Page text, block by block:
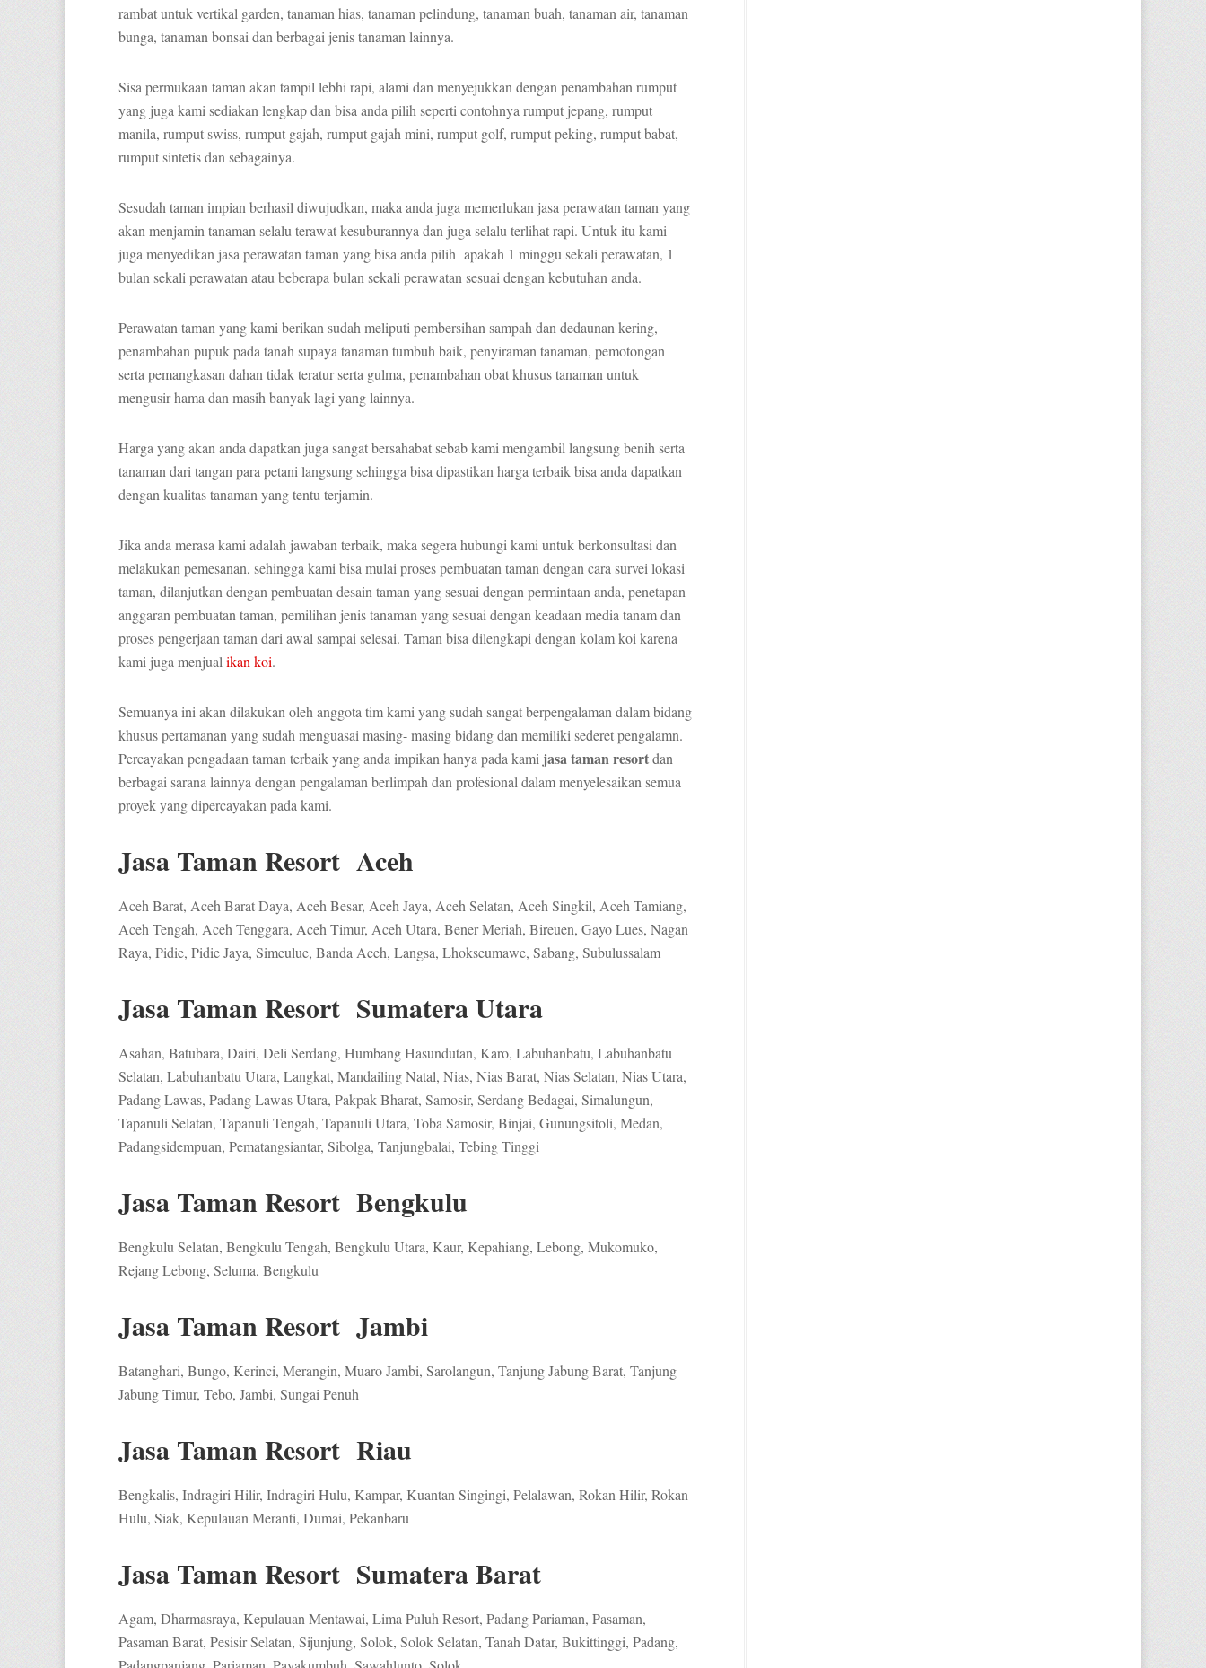
rambat untuk vertikal garden, tanaman hias, tanaman pelindung, tanaman buah, tanaman air, tanaman
bunga, tanaman bonsai dan berbagai jenis tanaman lainnya.
Sisa permukaan taman akan tampil lebhi rapi, alami dan menyejukkan dengan penambahan rumput
yang juga kami sediakan lengkap dan bisa anda pilih seperti contohnya rumput jepang, rumput
manila, rumput swiss, rumput gajah, rumput gajah mini, rumput golf, rumput peking, rumput babat,
rumput sintetis dan sebagainya.
Sesudah taman impian berhasil diwujudkan, maka anda juga memerlukan jasa perawatan taman yang
akan menjamin tanaman selalu terawat kesuburannya dan juga selalu terlihat rapi. Untuk itu kami
juga menyedikan jasa perawatan taman yang bisa anda pilih apakah 1 minggu sekali perawatan, 1
bulan sekali perawatan atau beberapa bulan sekali perawatan sesuai dengan kebutuhan anda.
Perawatan taman yang kami berikan sudah meliputi pembersihan sampah dan dedaunan kering,
penambahan pupuk pada tanah supaya tanaman tumbuh baik, penyiraman tanaman, pemotongan
serta pemangkasan dahan tidak teratur serta gulma, penambahan obat khusus tanaman untuk
mengusir hama dan masih banyak lagi yang lainnya.
Harga yang akan anda dapatkan juga sangat bersahabat sebab kami mengambil langsung benih serta
tanaman dari tangan para petani langsung sehingga bisa dipastikan harga terbaik bisa anda dapatkan
dengan kualitas tanaman yang tentu terjamin.
Jika anda merasa kami adalah jawaban terbaik, maka segera hubungi kami untuk berkonsultasi dan
melakukan pemesanan, sehingga kami bisa mulai proses pembuatan taman dengan cara survei lokasi
taman, dilanjutkan dengan pembuatan desain taman yang sesuai dengan permintaan anda, penetapan
anggaran pembuatan taman, pemilihan jenis tanaman yang sesuai dengan keadaan media tanam dan
proses pengerjaan taman dari awal sampai selesai. Taman bisa dilengkapi dengan kolam koi karena
kami juga menjual ikan koi.
Semuanya ini akan dilakukan oleh anggota tim kami yang sudah sangat berpengalaman dalam bidang
khusus pertamanan yang sudah menguasai masing- masing bidang dan memiliki sederet pengalamn.
Percayakan pengadaan taman terbaik yang anda impikan hanya pada kami jasa taman resortdan
berbagai sarana lainnya dengan pengalaman berlimpah dan profesional dalam menyelesaikan semua
proyek yang dipercayakan pada kami.
Jasa Taman Resort Aceh
Aceh Barat, Aceh Barat Daya, Aceh Besar, Aceh Jaya, Aceh Selatan, Aceh Singkil, Aceh Tamiang,
Aceh Tengah, Aceh Tenggara, Aceh Timur, Aceh Utara, Bener Meriah, Bireuen, Gayo Lues, Nagan
Raya, Pidie, Pidie Jaya, Simeulue, Banda Aceh, Langsa, Lhokseumawe, Sabang, Subulussalam
Jasa Taman Resort Sumatera Utara
Asahan, Batubara, Dairi, Deli Serdang, Humbang Hasundutan, Karo, Labuhanbatu, Labuhanbatu
Selatan, Labuhanbatu Utara, Langkat, Mandailing Natal, Nias, Nias Barat, Nias Selatan, Nias Utara,
Padang Lawas, Padang Lawas Utara, Pakpak Bharat, Samosir, Serdang Bedagai, Simalungun,
Tapanuli Selatan, Tapanuli Tengah, Tapanuli Utara, Toba Samosir, Binjai, Gunungsitoli, Medan,
Padangsidempuan, Pematangsiantar, Sibolga, Tanjungbalai, Tebing Tinggi
Jasa Taman Resort Bengkulu
Bengkulu Selatan, Bengkulu Tengah, Bengkulu Utara, Kaur, Kepahiang, Lebong, Mukomuko,
Rejang Lebong, Seluma, Bengkulu
Jasa Taman Resort Jambi
Batanghari, Bungo, Kerinci, Merangin, Muaro Jambi, Sarolangun, Tanjung Jabung Barat, Tanjung
Jabung Timur, Tebo, Jambi, Sungai Penuh
Jasa Taman Resort Riau
Bengkalis, Indragiri Hilir, Indragiri Hulu, Kampar, Kuantan Singingi, Pelalawan, Rokan Hilir, Rokan
Hulu, Siak, Kepulauan Meranti, Dumai, Pekanbaru
Jasa Taman Resort Sumatera Barat
Agam, Dharmasraya, Kepulauan Mentawai, Lima Puluh Resort, Padang Pariaman, Pasaman,
Pasaman Barat, Pesisir Selatan, Sijunjung, Solok, Solok Selatan, Tanah Datar, Bukittinggi, Padang,